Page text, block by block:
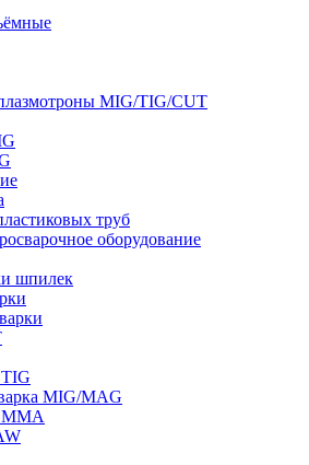
MIG/TIG/CUT
труб
оборудование
шпилек
TIG
MIG/MAG
MMA